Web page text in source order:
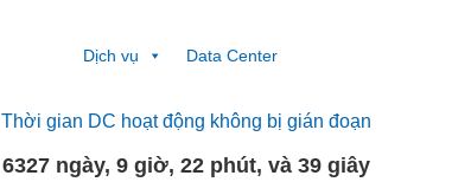
Dịch vụ Data Center
Thời gian DC hoạt động không bị gián đoạn
6327 ngày, 9 giờ, 22 phút, và 39 giây